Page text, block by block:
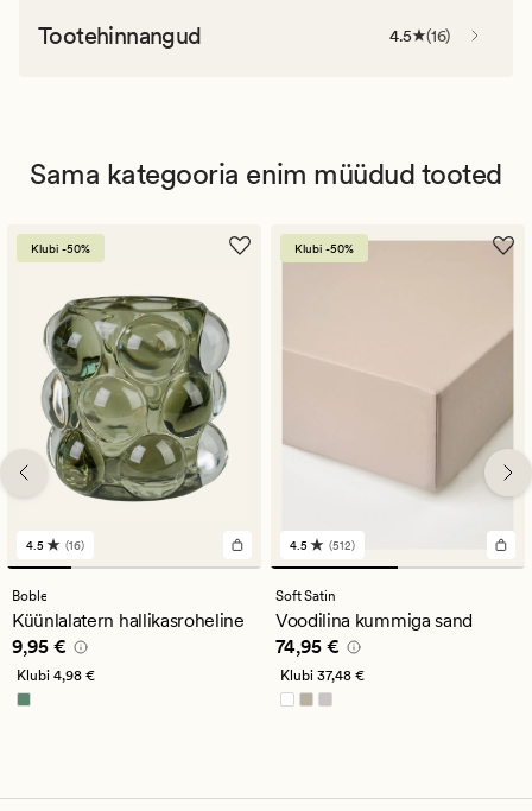
Tootehinnangud 4.5 (16)
Sama kategooria enim müüdud tooted
Klubi -50%
16
arvustust
keskmise
hinnanguga
4.5
4.5 (16)
Boble
Küünlalatern hallikasroheline
Pris_ee 9,95 €
9,95 €
Klubi 4,98 €
Klubi -50%
512
arvustust
keskmise
hinnanguga
4.5
4.5 (512)
Soft Satin
Voodilina kummiga sand
Pris_ee 74,95 €
74,95 €
Klubi 37,48 €